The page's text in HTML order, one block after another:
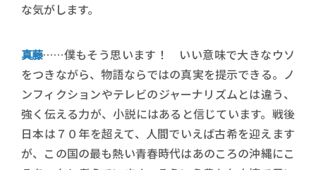
な気がします。
真藤……僕もそう思います！ いい意味で大きなウソ
をつきながら、物語ならではの真実を提示できる。ノ
ンフィクションやテレビのジャーナリズムとは違う、
強く伝える力が、小説にはあると信じています。戦後
日本は７０年を超えて、人間でいえば古希を迎えます
が、この国の最も熱い青春時代はあのころの沖縄にこ